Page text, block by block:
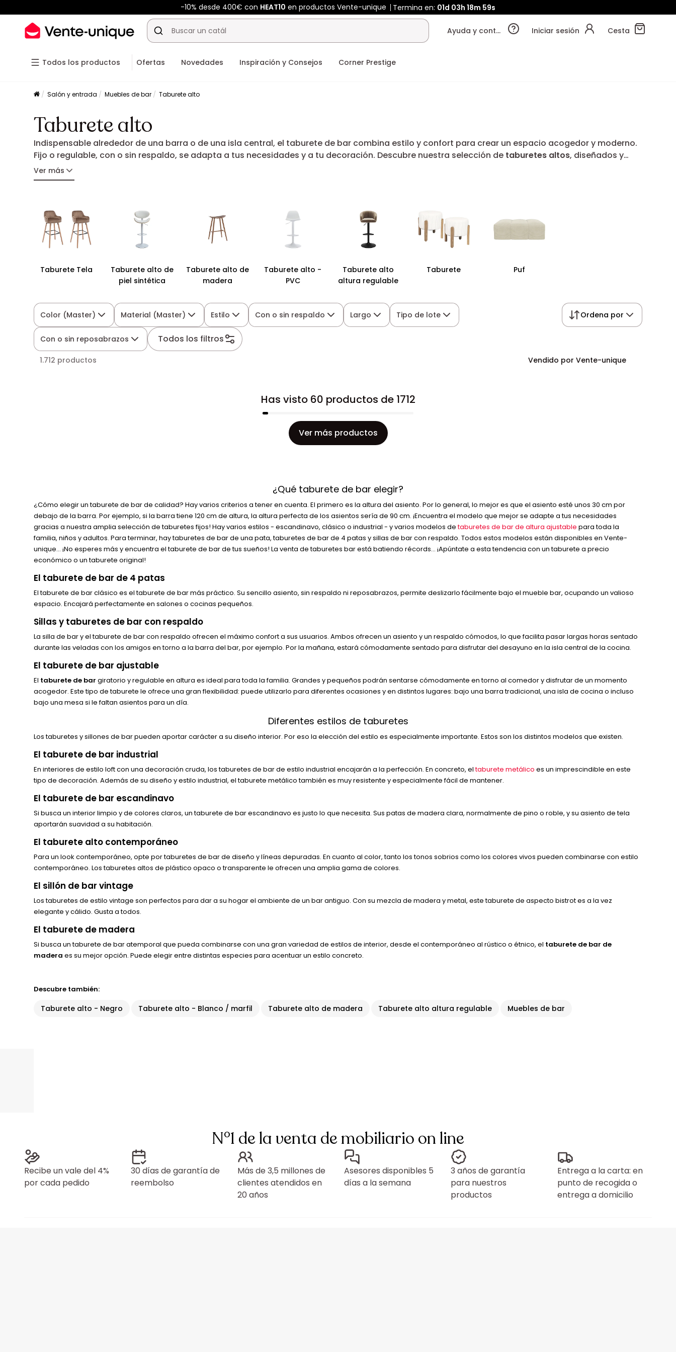
-10% desde 400€ con HEAT10 en productos Vente-unique Termina en: 01d 03h 18m 58s
Ayuda y contacto Iniciar sesión Cesta
Todos los productos Ofertas Novedades Inspiración y Consejos Corner Prestige
Salón y entrada Muebles de bar Taburete alto
Taburete alto
Indispensable alrededor de una barra o de una isla central, el taburete de bar combina estilo y confort para crear un espacio acogedor y moderno.
Fijo o regulable, con o sin respaldo, se adapta a tus necesidades y a tu decoración. Descubre nuestra selección de taburetes altos, diseñados y
funcionales, para realzar tu cocina o tu zona de comedor.
Ver más
Taburete Tela
Taburete alto de
piel sintética
Taburete alto de
madera
Taburete alto -
PVC
Taburete alto
altura regulable
Taburete Puf
Color (Master) Material (Master) Estilo Con o sin respaldo Largo Tipo de lote
Con o sin reposabrazos Todos los filtros
Ordena por
1.712 productos Vendido por Vente-unique
Has visto 60 productos de 1712
Ver más productos
¿Qué taburete de bar elegir?
¿Cómo elegir un taburete de bar de calidad? Hay varios criterios a tener en cuenta. El primero es la altura del asiento. Por lo general, lo mejor es que el asiento esté unos 30 cm por
debajo de la barra. Por ejemplo, si la barra tiene 120 cm de altura, la altura perfecta de los asientos sería de 90 cm. ¡Encuentra el modelo que mejor se adapte a tus necesidades
gracias a nuestra amplia selección de taburetes fijos! Hay varios estilos - escandinavo, clásico o industrial - y varios modelos detaburetes de bar de altura ajustable para toda la
familia, niños y adultos. Para terminar, hay taburetes de bar de una pata, taburetes de bar de 4 patas y sillas de bar con respaldo. Todos estos modelos están disponibles en Vente-
unique… ¡No esperes más y encuentra el taburete de bar de tus sueños! La venta de taburetes bar está batiendo récords… ¡Apúntate a esta tendencia con un taburete a precio
económico o un taburete original!
El taburete de bar de 4 patas
El taburete de bar clásico es el taburete de bar más práctico. Su sencillo asiento, sin respaldo ni reposabrazos, permite deslizarlo fácilmente bajo el mueble bar, ocupando un valioso
espacio. Encajará perfectamente en salones o cocinas pequeños.
Sillas y taburetes de bar con respaldo
La silla de bar y el taburete de bar con respaldo ofrecen el máximo confort a sus usuarios. Ambos ofrecen un asiento y un respaldo cómodos, lo que facilita pasar largas horas sentado
durante las veladas con los amigos en torno a la barra del bar, por ejemplo. Por la mañana, estará cómodamente sentado para disfrutar del desayuno en la isla central de la cocina.
El taburete de bar ajustable
El taburete de bar giratorio y regulable en altura es ideal para toda la familia. Grandes y pequeños podrán sentarse cómodamente en torno al comedor y disfrutar de un momento
acogedor. Este tipo de taburete le ofrece una gran flexibilidad: puede utilizarlo para diferentes ocasiones y en distintos lugares: bajo una barra tradicional, una isla de cocina o incluso
bajo una mesa si le faltan asientos para un día.
Diferentes estilos de taburetes
Los taburetes y sillones de bar pueden aportar carácter a su diseño interior. Por eso la elección del estilo es especialmente importante. Estos son los distintos modelos que existen.
El taburete de bar industrial
En interiores de estilo loft con una decoración cruda, los taburetes de bar de estilo industrial encajarán a la perfección. En concreto, eltaburete metálico es un imprescindible en este
tipo de decoración. Además de su diseño y estilo industrial, el taburete metálico también es muy resistente y especialmente fácil de mantener.
El taburete de bar escandinavo
Si busca un interior limpio y de colores claros, un taburete de bar escandinavo es justo lo que necesita. Sus patas de madera clara, normalmente de pino o roble, y su asiento de tela
aportarán suavidad a su habitación.
El taburete alto contemporáneo
Para un look contemporáneo, opte por taburetes de bar de diseño y líneas depuradas. En cuanto al color, tanto los tonos sobrios como los colores vivos pueden combinarse con estilo
contemporáneo. Los taburetes altos de plástico opaco o transparente le ofrecen una amplia gama de colores.
El sillón de bar vintage
Los taburetes de estilo vintage son perfectos para dar a su hogar el ambiente de un bar antiguo. Con su mezcla de madera y metal, este taburete de aspecto bistrot es a la vez
elegante y cálido. Gusta a todos.
El taburete de madera
Si busca un taburete de bar atemporal que pueda combinarse con una gran variedad de estilos de interior, desde el contemporáneo al rústico o étnico, el taburete de bar de
madera es su mejor opción. Puede elegir entre distintas especies para acentuar un estilo concreto.
Descubre también:
Taburete alto - Negro Taburete alto - Blanco / marfil Taburete alto de madera Taburete alto altura regulable Muebles de bar
N°1 de la venta de mobiliario on line
Recibe un vale del 4%
por cada pedido
30 días de garantía de
reembolso
Más de 3,5 millones de
clientes atendidos en
20 años
Asesores disponibles 5
días a la semana
3 años de garantía
para nuestros
productos
Entrega a la carta: en
punto de recogida o
entrega a domicilio